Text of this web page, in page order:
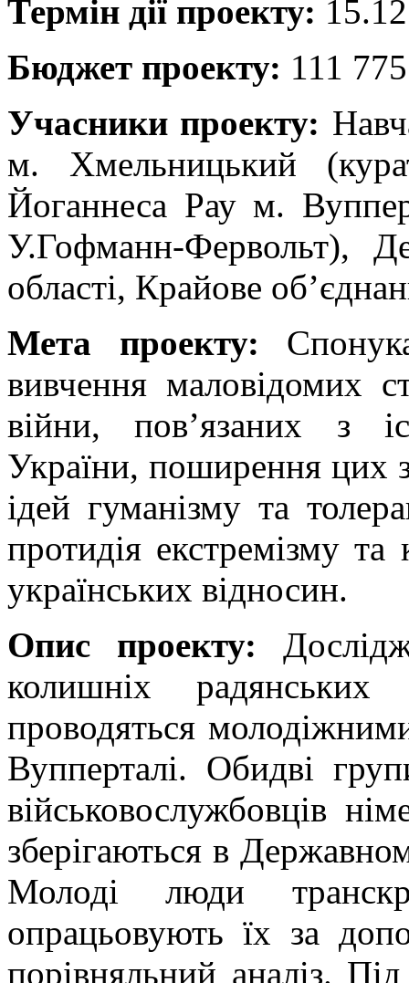
Термін дії проекту:
Бюджет проекту: 111
Учасники проекту:
м. Хмельницький
Йоганнеса Рау м.
У.Гофманн-Фервольт),
області, Крайове
Мета проекту:
вивчення маловідомих
війни, пов’язаних з
України, поширення цих
ідей гуманізму та
протидія екстремізму та
українських відносин.
Опис проекту:
колишніх
проводяться
Вупперталі. Обидві
військовослужбовців
зберігаються в
Молоді люди
опрацьовують їх за
порівняльний аналіз.